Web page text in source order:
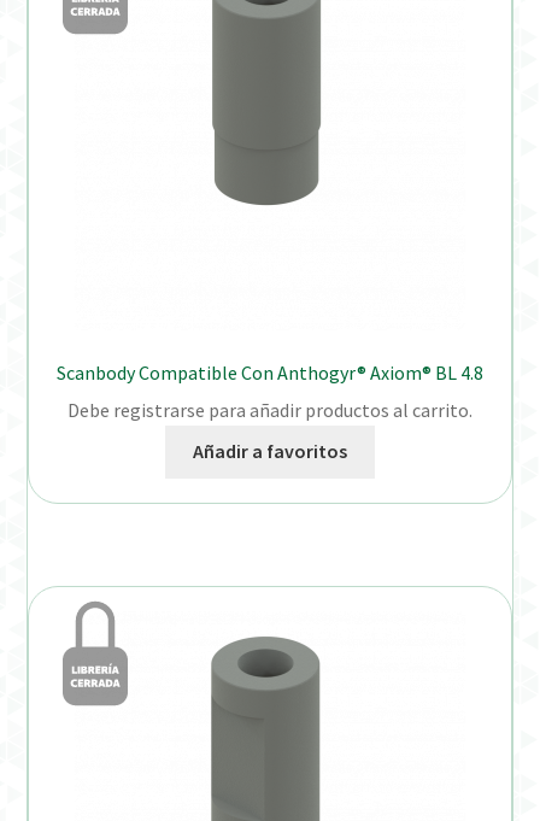
Scanbody Compatible Con Anthogyr® Axiom® BL 4.8
Debe registrarse para añadir productos al carrito.
Añadir a favoritos